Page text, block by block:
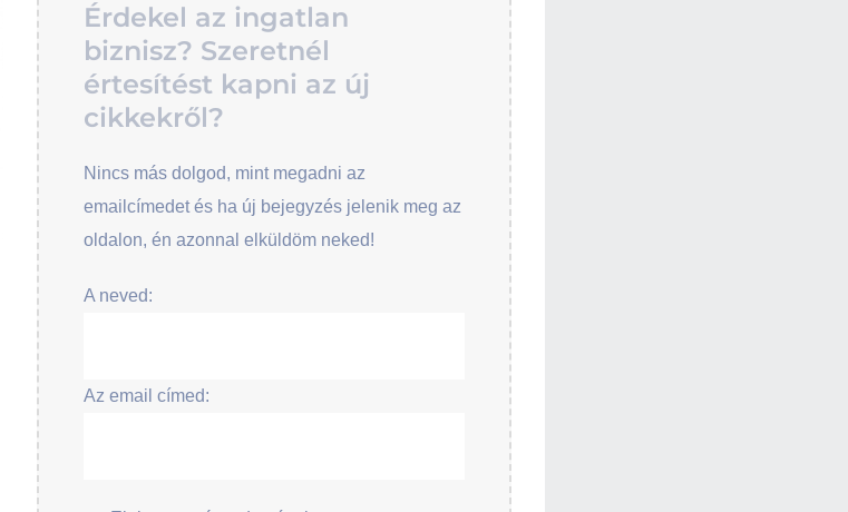
Érdekel az ingatlan
biznisz? Szeretnél
értesítést kapni az új
cikkekről?
Nincs más dolgod, mint megadni az
emailcímedet és ha új bejegyzés jelenik meg az
oldalon, én azonnal elküldöm neked!
A neved:
Az email címed: